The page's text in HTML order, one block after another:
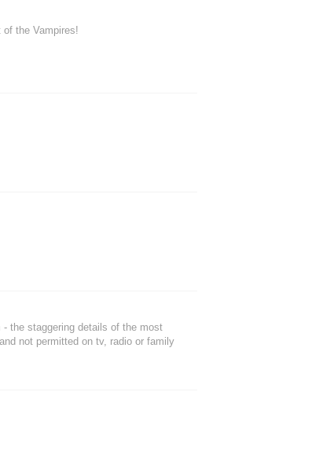
the Vampires!
the staggering details of the most
not permitted on tv, radio or family